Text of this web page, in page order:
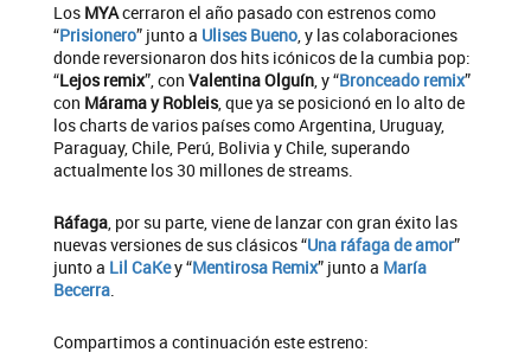
Los MYAcerraron el año pasado con estrenos como
“Prisionero” junto a Ulises Bueno, y las colaboraciones
donde reversionaron dos hits icónicos de la cumbia pop:
“Lejos remix”, con Valentina Olguín, y “Bronceado remix”
con Márama y Robleis, que ya se posicionó en lo alto de
los charts de varios países como Argentina, Uruguay,
Paraguay, Chile, Perú, Bolivia y Chile, superando
actualmente los 30 millones de streams.
Ráfaga, por su parte, viene de lanzar con gran éxito las
nuevas versiones de sus clásicos “Una ráfaga de amor”
junto a Lil CaKey “Mentirosa Remix” junto a María
Becerra.
Compartimos a continuación este estreno: